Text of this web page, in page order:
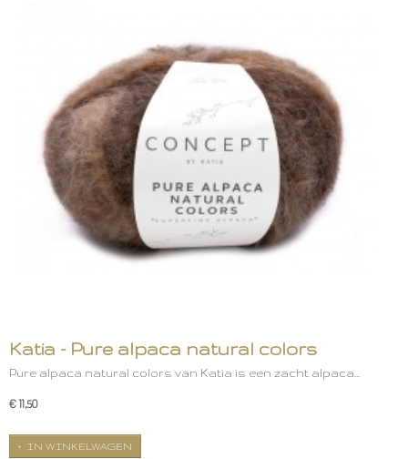
Katia - Pure alpaca natural colors
Pure alpaca natural colors van Katia is een zacht alpaca…
€ 11,50
IN WINKELWAGEN